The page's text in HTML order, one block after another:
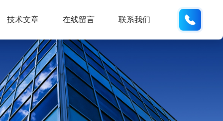
技术文章 在线留言 联系我们